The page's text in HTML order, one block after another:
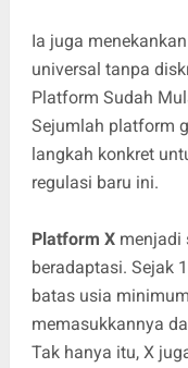
Ia juga
universal tanpa
Platform Sudah
Sejumlah platform
langkah konkret
regulasi baru ini.
Platform X menjadi
beradaptasi. Sejak
batas usia
memasukkannya
Tak hanya itu, X